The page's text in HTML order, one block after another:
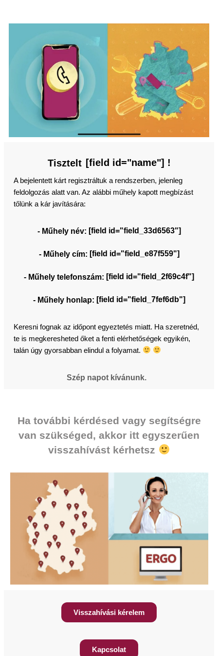
Tisztelt [field id="name"] !
A bejelentett kárt regisztráltuk a rendszerben, jelenleg
feldolgozás alatt van. Az alábbi műhely kapott megbízást
tőlünk a kár javítására:
- Műhely név: [field id="field_33d6563"]
- Műhely cím: [field id="field_e87f559"]
- Műhely telefonszám: [field id="field_2f69c4f"]
- Műhely honlap: [field id="field_7fef6db"]
Keresni fognak az időpont egyeztetés miatt. Ha szeretnéd,
te is megkeresheted őket a fenti elérhetőségek egyikén,
talán úgy gyorsabban elindul a folyamat.
Szép napot kívánunk.
Ha további kérdésed vagy segítségre
van szükséged, akkor itt egyszerűen
visszahívást kérhetsz
Visszahívási kérelem
Kapcsolat